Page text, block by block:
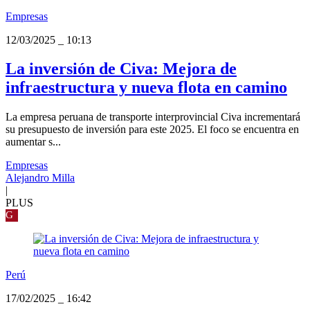
Empresas
12/03/2025
10:13
La inversión de Civa: Mejora de
infraestructura y nueva flota en camino
La empresa peruana de transporte interprovincial Civa incrementará
su presupuesto de inversión para este 2025. El foco se encuentra en
aumentar s...
Empresas
Alejandro Milla
|
PLUS
G
Perú
17/02/2025
16:42